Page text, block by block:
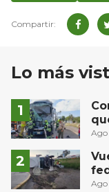
Lo más
Ago
Ago